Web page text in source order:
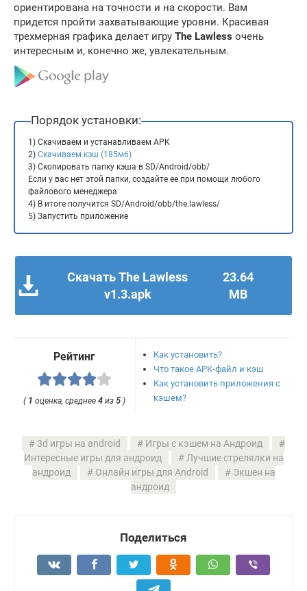
ориентирована на точности и на скорости. Вам
придется пройти захватывающие уровни. Красивая
трехмерная графика делает игру The Lawless очень
интересным и, конечно же, увлекательным.
Порядок установки:
1) Скачиваем и устанавливаем APK
2) Скачиваем кэш (185мб)
3) Скопировать папку кэша в SD/Android/obb/
Если у вас нет этой папки, создайте ее при помощи любого
файлового менеджера
4) В итоге получится SD/Android/obb/the.lawless/
5) Запустить приложение
Скачать The Lawless
v1.3.apk
23.64
MB
Рейтинг
( 1 оценка, среднее4 из5 )
Как установить?
Что такое APK-файл и кэш
Как установить приложения с
кэшем?
3d игры на android
Игры с кэшем на Андроид
Интересные игры для андроид
Лучшие стрелялки на
андроид
Онлайн игры для Android
Экшен на
андроид
Поделиться